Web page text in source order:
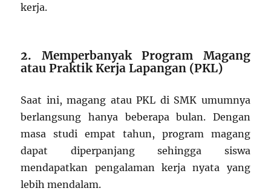
kerja.
2. Memperbanyak Program Magang
atau Praktik Kerja Lapangan (PKL)
Saat ini, magang atau PKL di SMK umumnya
berlangsung hanya beberapa bulan. Dengan
masa studi empat tahun, program magang
dapat diperpanjang sehingga siswa
mendapatkan pengalaman kerja nyata yang
lebih mendalam.